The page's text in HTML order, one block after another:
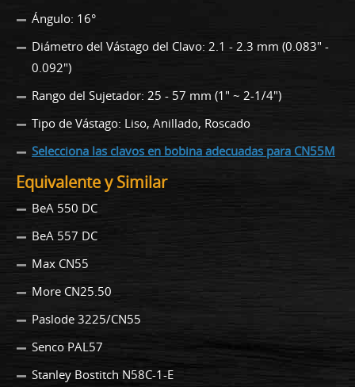
Ángulo: 16°
Diámetro del Vástago del Clavo: 2.1 - 2.3 mm (0.083" -
0.092")
Rango del Sujetador: 25 - 57 mm (1" ~ 2-1/4")
Tipo de Vástago: Liso, Anillado, Roscado
Selecciona las clavos en bobina adecuadas para CN55M
Equivalente y Similar
BeA 550 DC
BeA 557 DC
Max CN55
More CN25.50
Paslode 3225/CN55
Senco PAL57
Stanley Bostitch N58C-1-E